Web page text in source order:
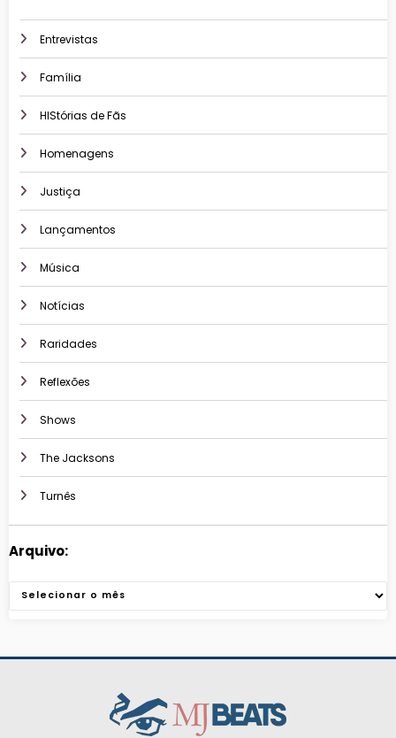
Entrevistas
Família
HIStórias de Fãs
Homenagens
Justiça
Lançamentos
Música
Notícias
Raridades
Reflexões
Shows
The Jacksons
Turnês
Arquivo:
Arquivos